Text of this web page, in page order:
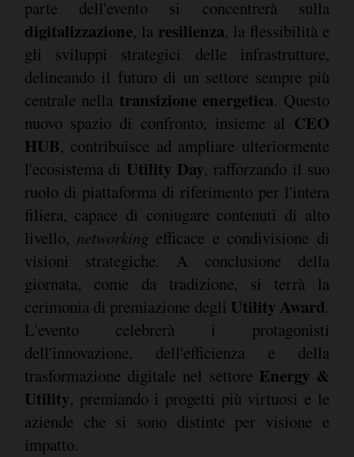
parte dell'evento si concentrerà sulla
digitalizzazione, la resilienza, la flessibilità e
gli sviluppi strategici delle infrastrutture,
delineando il futuro di un settore sempre più
centrale nella transizione energetica. Questo
nuovo spazio di confronto, insieme al CEO
HUB, contribuisce ad ampliare ulteriormente
l'ecosistema di Utility Day, rafforzando il suo
ruolo di piattaforma di riferimento per l'intera
filiera, capace di coniugare contenuti di alto
livello, networking efficace e condivisione di
visioni strategiche. A conclusione della
giornata, come da tradizione, si terrà la
cerimonia di premiazione degli Utility Award.
L'evento celebrerà i protagonisti
dell'innovazione, dell'efficienza e della
trasformazione digitale nel settore Energy &
Utility, premiando i progetti più virtuosi e le
aziende che si sono distinte per visione e
impatto.